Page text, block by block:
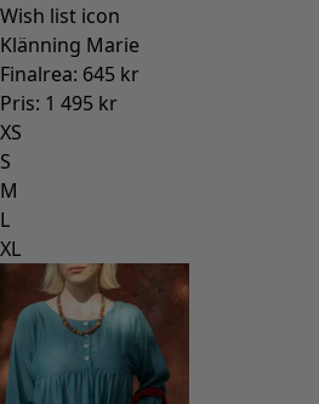
Wish list icon
Klänning Marie
Finalrea: 645 kr
Pris: 1 495 kr
XS
S
M
L
XL